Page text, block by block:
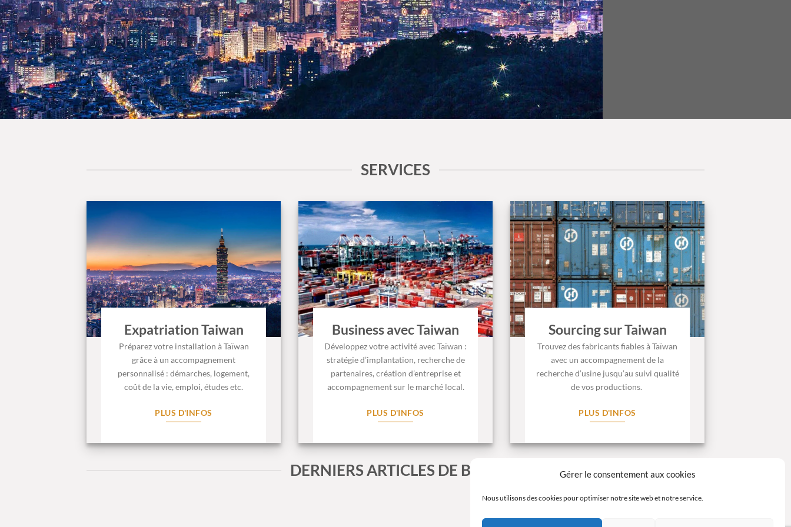
Gérer le consentement aux cookies
Nous utilisons des cookies pour optimiser notre site web et notre service.
SERVICES
Expatriation Taiwan
Préparez votre installation à Taïwan
grâce à un accompagnement
personnalisé : démarches, logement,
coût de la vie, emploi, études etc.
PLUS D'INFOS
Business avec Taiwan
Développez votre activité avec Taïwan :
stratégie d’implantation, recherche de
partenaires, création d’entreprise et
accompagnement sur le marché local.
PLUS D'INFOS
Sourcing sur Taiwan
Trouvez des fabricants fiables à Taïwan
avec un accompagnement de la
recherche d’usine jusqu’au suivi qualité
de vos productions.
PLUS D'INFOS
DERNIERS ARTICLES DE BLOG